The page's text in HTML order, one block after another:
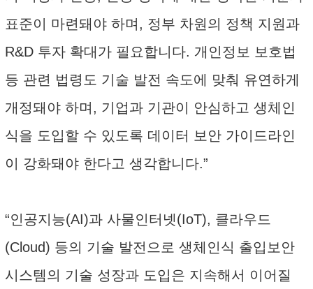
표준이 마련돼야 하며, 정부 차원의 정책 지원과
R&D 투자 확대가 필요합니다. 개인정보 보호법
등 관련 법령도 기술 발전 속도에 맞춰 유연하게
개정돼야 하며, 기업과 기관이 안심하고 생체인
식을 도입할 수 있도록 데이터 보안 가이드라인
이 강화돼야 한다고 생각합니다.”
“인공지능(AI)과 사물인터넷(IoT), 클라우드
(Cloud) 등의 기술 발전으로 생체인식 출입보안
시스템의 기술 성장과 도입은 지속해서 이어질